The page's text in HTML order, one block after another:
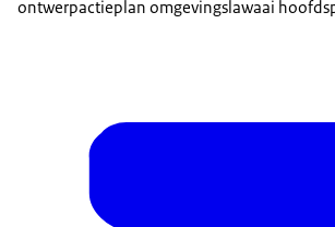
ontwerpactieplan omgevingslawaai